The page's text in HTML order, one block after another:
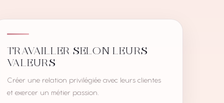
TRAVAILLER SELON LEURS
VALEURS
Créer une relation privilégiée avec leurs clientes
et exercer un métier passion.